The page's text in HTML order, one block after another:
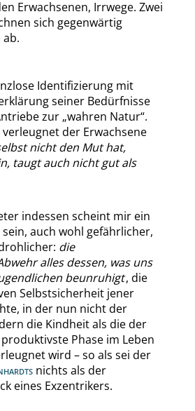
Erwachsenen, Irrwege. Zwei
sich gegenwärtig
Identifizierung mit
seiner Bedürfnisse
zur „wahren Natur“.
der Erwachsene
nicht den Mut hat,
taugt auch nicht gut als
indessen scheint mir ein
auch wohl gefährlicher,
die
alles dessen, was uns
beunruhigt, die
Selbstsicherheit jener
in der nun nicht der
die Kindheit als die der
Phase im Leben
wird – so als sei der
nichts als der
eines Exzentrikers.